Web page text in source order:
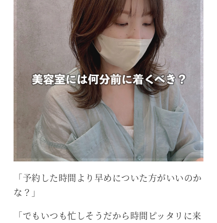
「予約した時間より早めについた方がいいのか
な？」
「でもいつも忙しそうだから時間ピッタリに来